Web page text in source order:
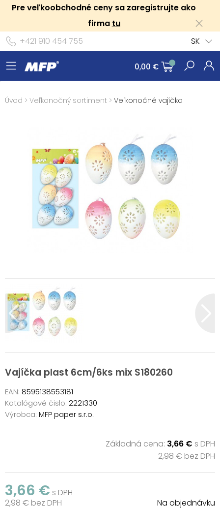
Pre veľkoobchodné ceny sa zaregistrujte ako
firma tu
+421 910 454 755
SK
0,00 €
Úvod > Veľkonočný sortiment > Veľkonočné vajíčka
Vajíčka plast 6cm/6ks mix S180260
EAN: 8595138553181
Katalógové čislo: 2221330
Výrobca: MFP paper s.r.o.
Základná cena: 3,66 € s DPH
2,98 € bez DPH
3,66 € s DPH
2,98 € bez DPH
Na objednávku